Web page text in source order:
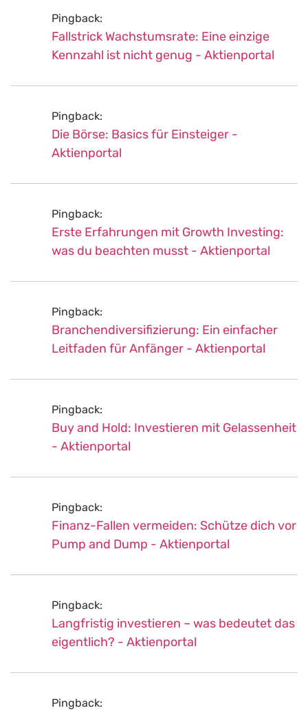
Pingback:
Fallstrick Wachstumsrate: Eine einzige
Kennzahl ist nicht genug - Aktienportal
Pingback:
Die Börse: Basics für Einsteiger -
Aktienportal
Pingback:
Erste Erfahrungen mit Growth Investing:
was du beachten musst - Aktienportal
Pingback:
Branchendiversifizierung: Ein einfacher
Leitfaden für Anfänger - Aktienportal
Pingback:
Buy and Hold: Investieren mit Gelassenheit
- Aktienportal
Pingback:
Finanz-Fallen vermeiden: Schütze dich vor
Pump and Dump - Aktienportal
Pingback:
Langfristig investieren – was bedeutet das
eigentlich? - Aktienportal
Pingback: